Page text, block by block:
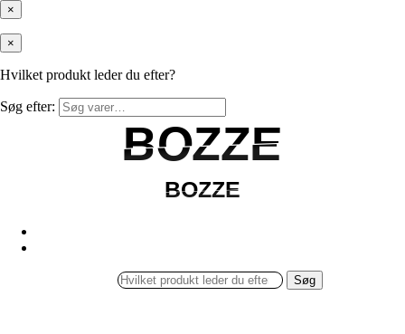
×
×
Hvilket produkt leder du efter?
Søg efter:
BOZZE
BOZZE
BOZZE
BOZZE
Søg